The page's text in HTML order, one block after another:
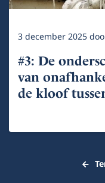
3 december 2025
#3: De
van
de kloof